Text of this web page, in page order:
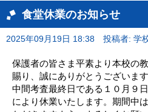
食堂休業のお知らせ
2025年09月19日 18:38 投稿者: 学
保護者の皆さま平素より本校の
賜り、誠にありがとうございま
中間考査最終日である１０月９
により休業いたします。期間中